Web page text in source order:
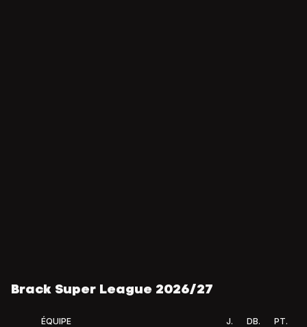
Brack Super League 2026/27
ÉQUIPE J. DB. PT.